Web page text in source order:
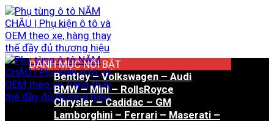
Bỏ
qua
nội
dung
DANH MỤC NỔI BẬT
Bentley – Volkswagen – Audi
BMW – Mini – RollsRoyce
Chrysler – Cadidac – GM
Lamborghini – Ferrari – Maserati –